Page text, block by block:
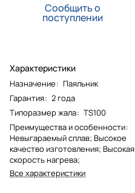
Сообщить о
поступлении
Характеристики
Назначение: Паяльник
Гарантия: 2 года
Типоразмер жала: TS100
Преимущества и особенности:
Невыгараемый сплав; Высокое
качество изготовления; Высокая
скорость нагрева;
Все характеристики